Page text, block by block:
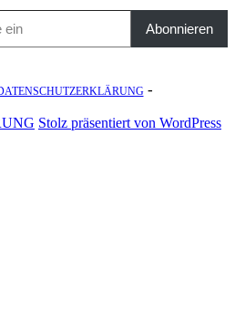
Abonnieren
-
Stolz präsentiert von WordPress